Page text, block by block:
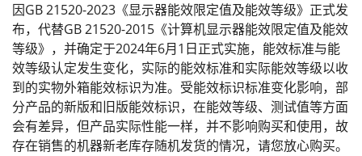
因GB 21520-2023《显示器能效限定值及能效等级》正式发
布，代替GB 21520-2015《计算机显示器能效限定值及能效
等级》，并确定于2024年6月1日正式实施，能效标准与能
效等级认定发生变化，实际的能效标准和实际能效等级以收
到的实物外箱能效标识为准。受能效标识标准变化影响，部
分产品的新版和旧版能效标识，在能效等级、测试值等方面
会有差异，但产品实际性能一样，并不影响购买和使用，故
存在销售的机器新老库存随机发货的情况，请您放心购买。